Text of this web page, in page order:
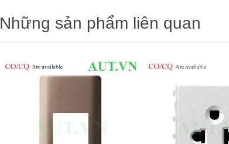
Những sản phẩm liên quan